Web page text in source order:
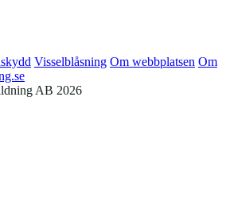
Visselblåsning Om webbplatsen Om
AB 2026